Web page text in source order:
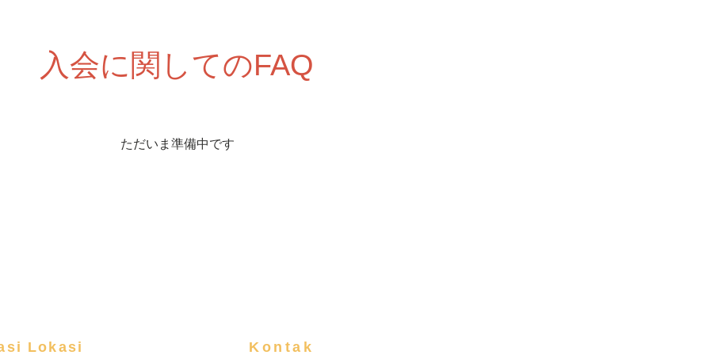
入会に関してのFAQ
ただいま準備中です
Lokasi Kontak